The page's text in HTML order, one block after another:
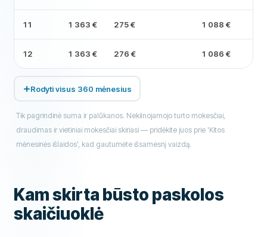
11 1 363 € 275 € 1 088 €
12 1 363 € 276 € 1 086 €
Rodyti visus 360 mėnesius
Tik pagrindinė suma ir palūkanos. Nekilnojamojo turto mokesčiai,
draudimas ir vietiniai mokesčiai skiriasi — pridėkite juos prie 'Kitos
mėnesinės išlaidos', kad gautumėte išsamesnį vaizdą.
Kam skirta būsto paskolos
skaičiuoklė